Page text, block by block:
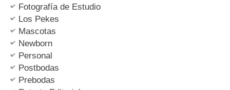
Fotografía de Estudio
Los Pekes
Mascotas
Newborn
Personal
Postbodas
Prebodas